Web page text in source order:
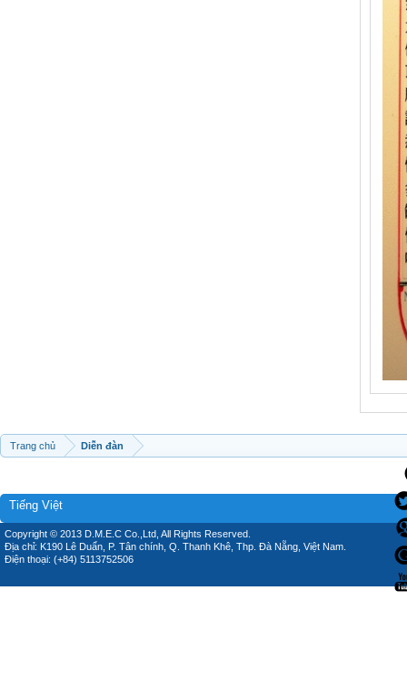
Trang chủ Diễn đàn
Tiếng Việt
Copyright © 2013 D.M.E.C Co.,Ltd, All Rights Reserved.
Địa chỉ: K190 Lê Duẩn, P. Tân chính, Q. Thanh Khê, Thp. Đà Nẵng, Việt Nam.
Điện thoại: (+84) 5113752506